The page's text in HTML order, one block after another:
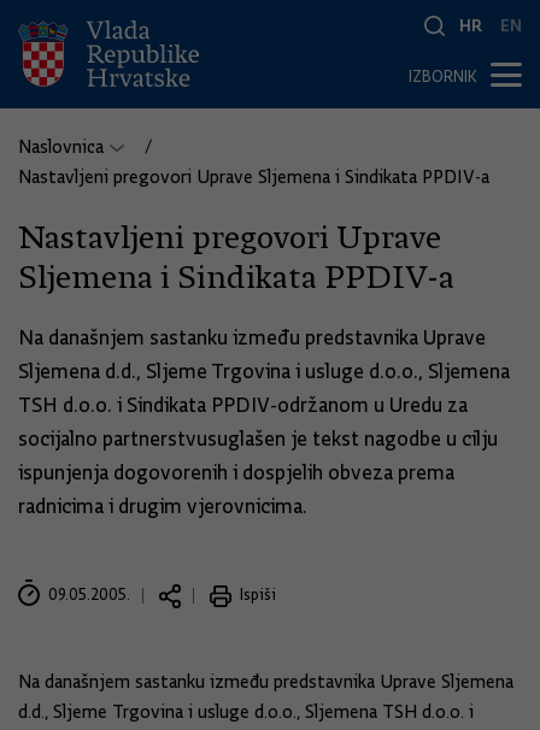
HR EN
IZBORNIK
Naslovnica
Nastavljeni pregovori Uprave Sljemena i Sindikata PPDIV-a
Nastavljeni pregovori Uprave
Sljemena i Sindikata PPDIV-a
Na današnjem sastanku između predstavnika Uprave
Sljemena d.d., Sljeme Trgovina i usluge d.o.o., Sljemena
TSH d.o.o. i Sindikata PPDIV-održanom u Uredu za
socijalno partnerstvusuglašen je tekst nagodbe u cilju
ispunjenja dogovorenih i dospjelih obveza prema
radnicima i drugim vjerovnicima.
09.05.2005. Ispiši
Na današnjem sastanku između predstavnika Uprave Sljemena
d.d., Sljeme Trgovina i usluge d.o.o., Sljemena TSH d.o.o. i